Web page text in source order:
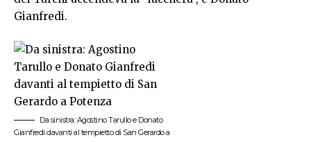
Gianfredi.
Da sinistra: Agostino Tarullo e Donato
Gianfredi davanti al tempietto di San Gerardo a